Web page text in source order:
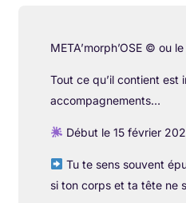
META’morph’OSE ©️ ou
Tout ce qu’il contient est
accompagnements…
Début le 15 février
Tu te sens souvent
si ton corps et ta tête ne